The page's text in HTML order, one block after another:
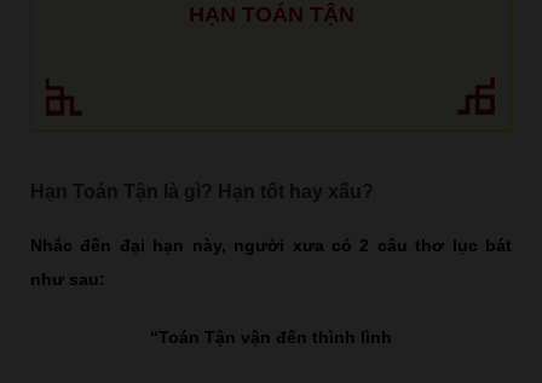
HẠN TOÁN TẬN
Hạn Toán Tận là gì? Hạn tốt hay xấu?
Nhắc đến đại hạn này, người xưa có 2 câu thơ lục bát
như sau:
“Toán Tận vận đến thình lình